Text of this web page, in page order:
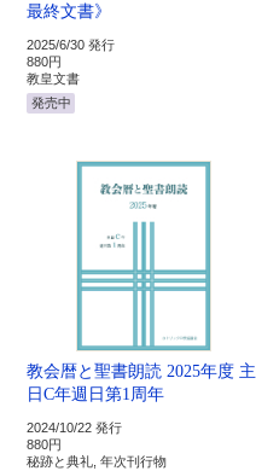
最終文書》
2025/6/30 発行
880円
教皇文書
発売中
教会暦と聖書朗読 2025年度 主
日C年週日第1周年
2024/10/22 発行
880円
秘跡と典礼, 年次刊行物